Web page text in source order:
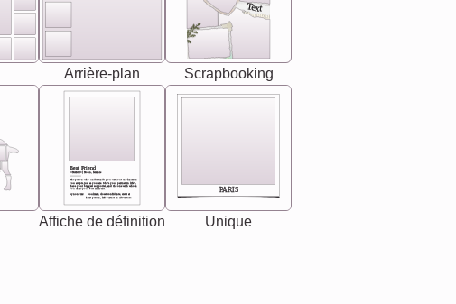
Arrière-plan
Text
Scrapbooking
Best Friend
[<NAME>] Noun, feminie
Synonyms: Soulmate, closet confidante, sister at
heart person, life partner in adventure.
The person who understands you without explanation
you accepts just as you are. She's your partner in life's,
chaos your biggest supporter, and the one with whom
you share your best memories.
Affiche de définition
PARIS
Unique